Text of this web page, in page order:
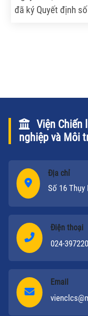
đã ký Quyết định
Viện Chiến
nghiệp và Môi
Địa chỉ
Số 16 Thụy
Điện thoại
024-
Email